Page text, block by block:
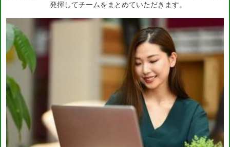
発揮してチームをまとめていただきます。